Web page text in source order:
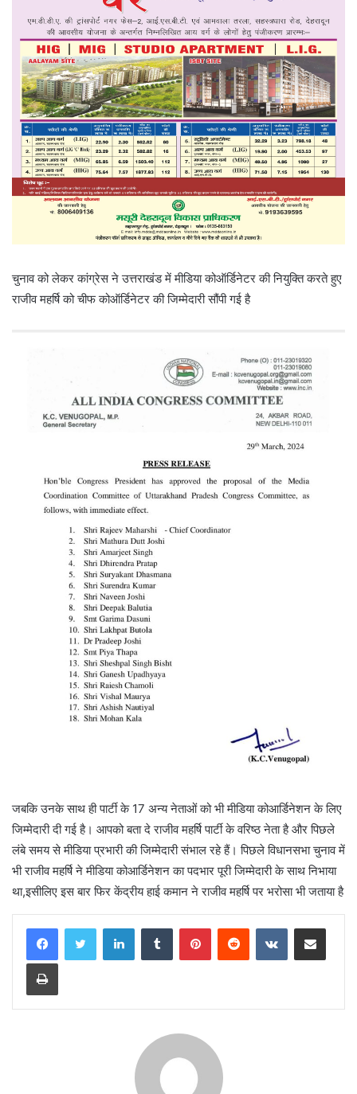
चुनाव को लेकर कांग्रेस ने उत्तराखंड में मीडिया कोऑर्डिनेटर की नियुक्ति करते हुए
राजीव महर्षि को चीफ कोऑर्डिनेटर की जिम्मेदारी सौंपी गई है
जबकि उनके साथ ही पार्टी के 17 अन्य नेताओं को भी मीडिया कोआर्डिनेशन के लिए
जिम्मेदारी दी गई है। आपको बता दे राजीव महर्षि पार्टी के वरिष्ठ नेता है और पिछले
लंबे समय से मीडिया प्रभारी की जिम्मेदारी संभाल रहे हैं। पिछले विधानसभा चुनाव में
भी राजीव महर्षि ने मीडिया कोआर्डिनेशन का पदभार पूरी जिम्मेदारी के साथ निभाया
था,इसीलिए इस बार फिर केंद्रीय हाई कमान ने राजीव महर्षि पर भरोसा भी जताया है
LinkedInTumblr PinterestReddit VKontakteShare via Email
Print